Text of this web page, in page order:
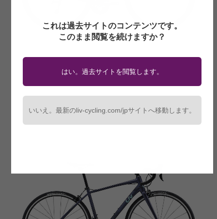
220,000円(税込)
フレーム：ALUXX-Grade Aluminum，OLD142mm，OD Fork
ブレーキ：TEKTRO MDC550 mechanical disc
シートポスト：GIANT D-FUSE Composite
これは過去サイトのコンテンツです。
このまま閲覧を続けますか？
はい。過去サイトを閲覧します。
いいえ。最新のliv-cycling.com/jpサイトへ移動します。